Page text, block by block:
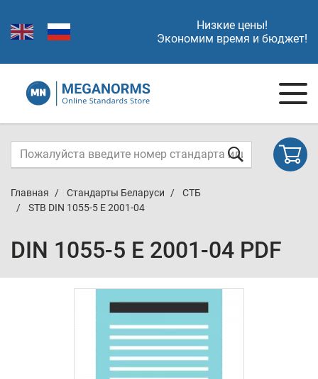
Низкие цены!
Экономим время и бюджет!
Главная Стандарты Беларуси
СТБ
STB DIN 1055-5 E 2001-04
DIN 1055-5 E 2001-04 PDF